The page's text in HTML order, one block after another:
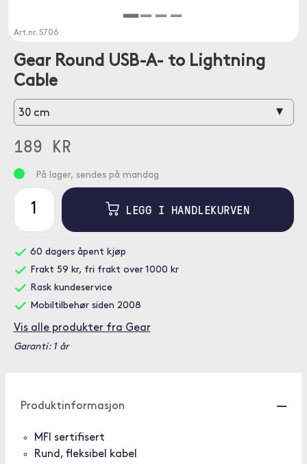
Art.nr. S706
Gear Round USB-A- to Lightning
Cable
30 cm ▾
189 KR
På lager, sendes på mandag
LEGG I HANDLEKURVEN
60 dagers åpent kjøp
Frakt 59 kr, fri frakt over 1000 kr
Rask kundeservice
Mobiltilbehør siden 2008
Vis alle produkter fra Gear
Garanti: 1 år
Produktinformasjon
MFI sertifisert
Rund, fleksibel kabel